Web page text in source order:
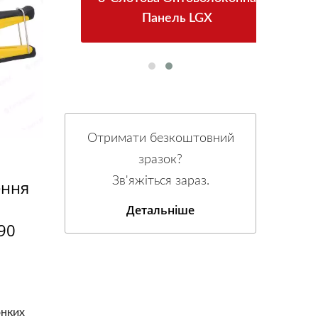
Панель LGX
Отримати безкоштовний
зразок?
Зв'яжіться зараз.
Детальніше